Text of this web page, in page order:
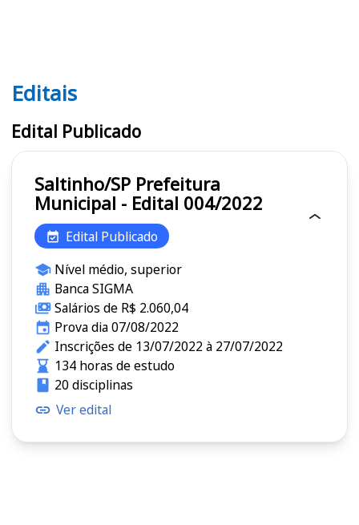
Editais
Editais
Edital Publicado
Saltinho/SP Prefeitura
Municipal - Edital 004/2022
Edital Publicado
Nível médio, superior
Banca SIGMA
Salários de R$ 2.060,04
Prova dia 07/08/2022
Inscrições de 13/07/2022 à 27/07/2022
134 horas de estudo
20 disciplinas
Ver edital